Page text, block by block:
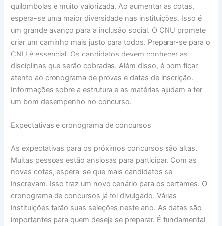
quilombolas é muito valorizada. Ao aumentar as cotas,
espera-se uma maior diversidade nas instituições. Isso é
um grande avanço para a inclusão social. O CNU promete
criar um caminho mais justo para todos. Preparar-se para o
CNU é essencial. Os candidatos devem conhecer as
disciplinas que serão cobradas. Além disso, é bom ficar
atento ao cronograma de provas e datas de inscrição.
Informações sobre a estrutura e as matérias ajudam a ter
um bom desempenho no concurso.
Expectativas e cronograma de concursos
As expectativas para os próximos concursos são altas.
Muitas pessoas estão ansiosas para participar. Com as
novas cotas, espera-se que mais candidatos se
inscrevam. Isso traz um novo cenário para os certames. O
cronograma de concursos já foi divulgado. Várias
instituições farão suas seleções neste ano. As datas são
importantes para quem deseja se preparar. É fundamental